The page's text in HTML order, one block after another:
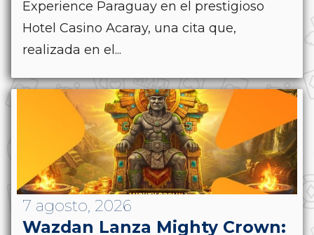
Experience Paraguay en el prestigioso
Hotel Casino Acaray, una cita que,
realizada en el...
7 agosto, 2026
Wazdan Lanza Mighty Crown: